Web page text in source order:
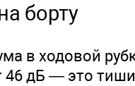
борту
в ходовой
дБ — это